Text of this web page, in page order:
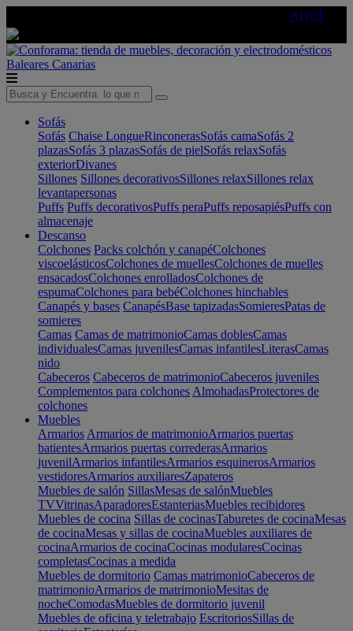
AQUÍ
Baleares Canarias
Sofás
Sofás Chaise LongueRinconerasSofás camaSofás 2
plazasSofás 3 plazasSofás de pielSofás relaxSofás
exteriorDivanes
Sillones Sillones decorativosSillones relaxSillones relax
levantapersonas
Puffs Puffs decorativosPuffs peraPuffs reposapiésPuffs con
almacenaje
Descanso
Colchones Packs colchón y canapéColchones
viscoelásticosColchones de muellesColchones de muelles
ensacadosColchones enrolladosColchones de
espumaColchones para bebéColchones hinchables
Canapés y bases CanapésBase tapizadasSomieresPatas de
somieres
Camas Camas de matrimonioCamas doblesCamas
individualesCamas juvenilesCamas infantilesLiterasCamas
nido
Cabeceros Cabeceros de matrimonioCabeceros juveniles
Complementos para colchones AlmohadasProtectores de
colchones
Muebles
Armarios Armarios de matrimonioArmarios puertas
batientesArmarios puertas correderasArmarios
juvenilArmarios infantilesArmarios esquinerosArmarios
vestidoresArmarios auxiliaresZapateros
Muebles de salón SillasMesas de salónMuebles
TVVitrinasAparadoresEstanteriasMuebles recibidores
Muebles de cocina Sillas de cocinasTaburetes de cocinaMesas
de cocinaMesas y sillas de cocinaMuebles auxiliares de
cocinaArmarios de cocinaCocinas modularesCocinas
completasCocinas a medida
Muebles de dormitorio Camas matrimonioCabeceros de
matrimonioArmarios de matrimonioMesitas de
nocheComodasMuebles de dormitorio juvenil
Muebles de oficina y teletrabajo EscritoriosSillas de